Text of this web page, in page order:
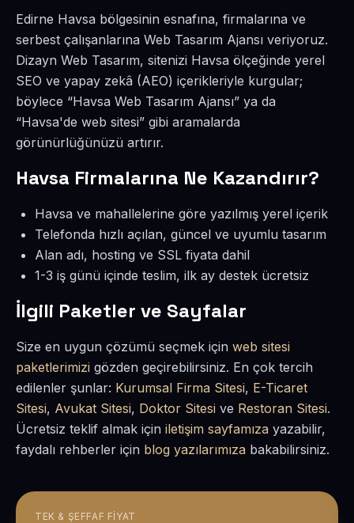
Edirne Havsa bölgesinin esnafına, firmalarına ve
serbest çalışanlarına Web Tasarım Ajansı veriyoruz.
Dizayn Web Tasarım, sitenizi Havsa ölçeğinde yerel
SEO ve yapay zekâ (AEO) içerikleriyle kurgular;
böylece “Havsa Web Tasarım Ajansı” ya da
“Havsa'de web sitesi” gibi aramalarda
görünürlüğünüzü artırır.
Havsa Firmalarına Ne Kazandırır?
Havsa ve mahallelerine göre yazılmış yerel içerik
Telefonda hızlı açılan, güncel ve uyumlu tasarım
Alan adı, hosting ve SSL fiyata dahil
1-3 iş günü içinde teslim, ilk ay destek ücretsiz
İlgili Paketler ve Sayfalar
Size en uygun çözümü seçmek için web sitesi
paketlerimizi gözden geçirebilirsiniz. En çok tercih
edilenler şunlar: Kurumsal Firma Sitesi, E-Ticaret
Sitesi, Avukat Sitesi, Doktor Sitesi ve Restoran Sitesi.
Ücretsiz teklif almak için iletişim sayfamıza yazabilir,
faydalı rehberler için blog yazılarımıza bakabilirsiniz.
TEK & ŞEFFAF FIYAT